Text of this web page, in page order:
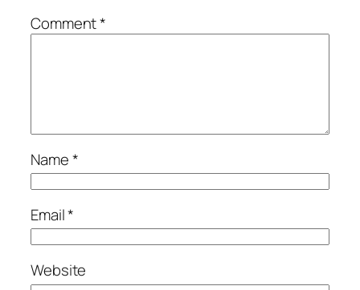
Comment*
Name*
Email*
Website